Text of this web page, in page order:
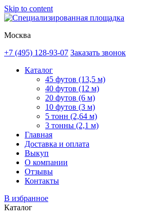
Skip to content
Москва
+7 (495) 128-93-07 Заказать звонок
Каталог
45 футов (13,5 м)
40 футов (12 м)
20 футов (6 м)
10 футов (3 м)
5 тонн (2,64 м)
3 тонны (2,1 м)
Главная
Доставка и оплата
Выкуп
О компании
Отзывы
Контакты
В избранное
Каталог